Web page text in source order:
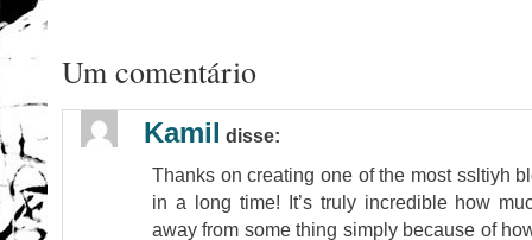
Um comentário
Kamil disse:
Thanks on creating one of the most ssltiyh
in a long time! It’s truly incredible how
away from some thing simply because of